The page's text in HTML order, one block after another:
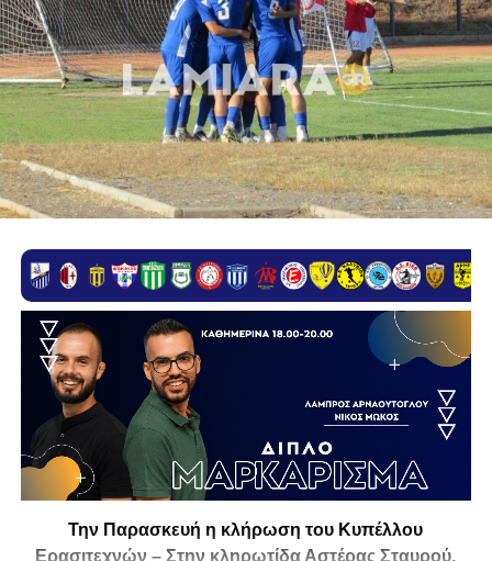
Την Παρασκευή η κλήρωση του Κυπέλλου
Ερασιτεχνών – Στην κληρωτίδα Αστέρας Σταυρού,